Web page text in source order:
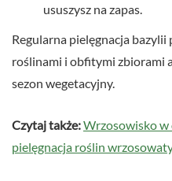
ususzysz na zapas.
Regularna pielęgnacja
roślinami i obfitymi zbiorami
sezon wegetacyjny.
Czytaj także:Wrzosowisko w
pielęgnacja roślin